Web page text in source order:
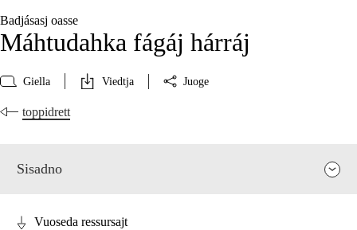
Badjásasj oasse
Máhtudahka fágáj hárráj
Giella Viedtja Juoge
toppidrett
Sisadno
Vuoseda ressursajt